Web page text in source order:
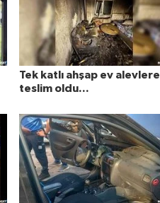
Tek katlı ahşap ev alevlere
teslim oldu...